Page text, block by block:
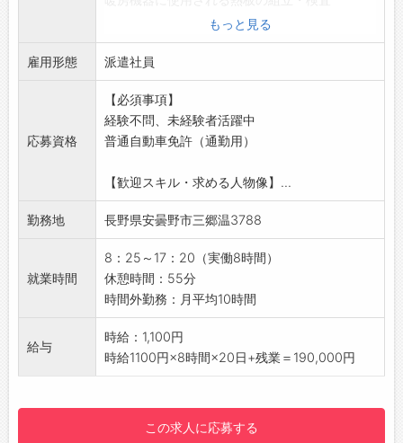
即日対応!!フォロー体制もバッチリ
登録はご自宅からお電話で可能です◎
☆----------------------------------------
☆
す。
＾＾
☆----------------------------------------
☆
小さな穴にピンを差し込み、ドライバーで調整
する作業が中心です
※クリーンルーム内での作業となります。
【職場環境】
・空調完備のクリーンルーム
・10～15名程度の落ち着いた職場
・未経験からスタートしやすい環境です
・未経験OK！丁寧に教えてもらえます
・立ち作業ですが、重量物はありません
・午前、午後、昼とこまめな休憩あり
・作業着一式
・安全靴
【設備】
・無料駐車場
・ロッカー、更衣室
☆
◆時間単位年休制度あり！
もっと見る
雇用形態 派遣社員
応募資格
【必須事項】
経験不問、未経験者活躍中
普通自動車免許（通勤用）
【歓迎スキル・求める人物像】...
勤務地 長野県安曇野市三郷温3788
就業時間
8：25～17：20（実働8時間）
休憩時間：55分
時間外勤務：月平均10時間
給与
時給：1,100円
時給1100円×8時間×20日+残業＝190,000円
この求人に応募する